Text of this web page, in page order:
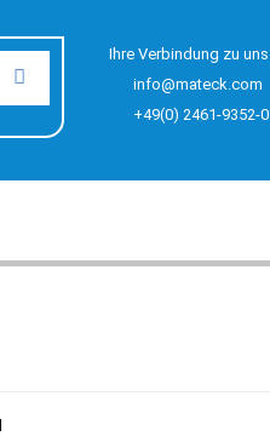
Ihre Verbindung zu uns
info@mateck.com
+49(0) 2461-9352-0